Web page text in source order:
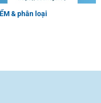
& phân loại